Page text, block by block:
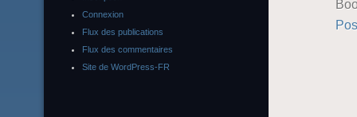
Connexion
Flux des publications
Flux des commentaires
Site de WordPress-FR